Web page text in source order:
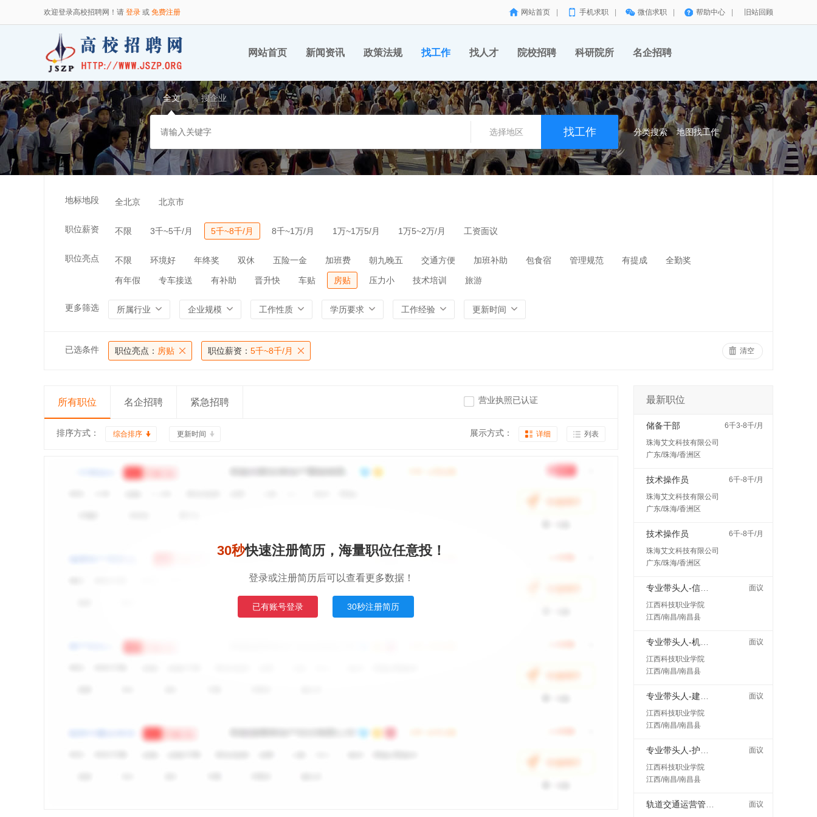
欢迎登录高校招聘网！请 登录 或 免费注册 网站首页 手机求职 微信求职 帮助中心 旧站回顾
网站首页 新闻资讯 政策法规 找工作 找人才 院校招聘 科研院所 名企招聘
全文 搜企业
选择地区 分类搜索 地图找工作
地标地段 全北京 北京市
职位薪资 不限 3千~5千/月 5千~8千/月 8千~1万/月 1万~1万5/月 1万5~2万/月 工资面议
职位亮点 不限 环境好 年终奖 双休 五险一金 加班费 朝九晚五 交通方便 加班补助 包食宿 管理规范 有提成 全勤奖
有年假 专车接送 有补助 晋升快 车贴 房贴 压力小 技术培训 旅游
更多筛选 所属行业 企业规模 工作性质 学历要求 工作经验 更新时间
已选条件 职位亮点： 房贴 职位薪资： 5千~8千/月 清空
所有职位 名企招聘 紧急招聘 营业执照已认证
排序方式： 综合排序 更新时间 展示方式： 详细 列表
30秒快速注册简历，海量职位任意投！
登录或注册简历后可以查看更多数据！
已有账号登录 30秒注册简历
最新职位
储备干部
6千3-8千/月
珠海艾文科技有限公司
广东/珠海/香洲区
技术操作员
6千-8千/月
珠海艾文科技有限公司
广东/珠海/香洲区
技术操作员
6千-8千/月
珠海艾文科技有限公司
广东/珠海/香洲区
面议
江西科技职业学院
江西/南昌/南昌县
面议
江西科技职业学院
江西/南昌/南昌县
面议
江西科技职业学院
江西/南昌/南昌县
面议
江西科技职业学院
江西/南昌/南昌县
面议